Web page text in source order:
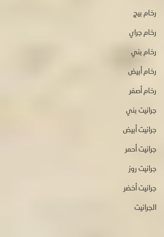
رخام بيج
رخام جراي
رخام بني
رخام أبيض
رخام أصفر
جرانيت بني
جرانيت أبيض
جرانيت أحمر
جرانيت روز
جرانيت أخضر
الجرانيت